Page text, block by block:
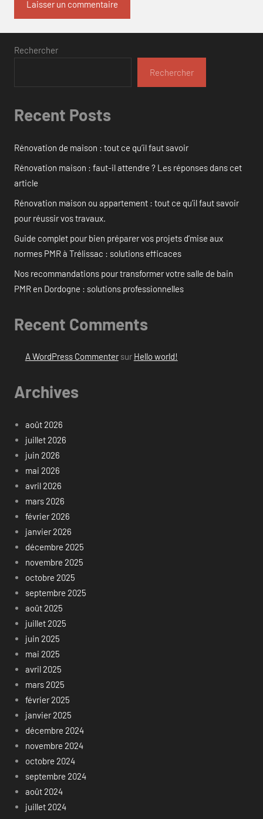
Rechercher
Rechercher
Recent Posts
Rénovation de maison : tout ce qu’il faut savoir
Rénovation maison : faut-il attendre ? Les réponses dans cet
article
Rénovation maison ou appartement : tout ce qu’il faut savoir
pour réussir vos travaux.
Guide complet pour bien préparer vos projets d’mise aux
normes PMR à Trélissac : solutions efficaces
Nos recommandations pour transformer votre salle de bain
PMR en Dordogne : solutions professionnelles
Recent Comments
A WordPress Commentersur Hello world!
Archives
août 2026
juillet 2026
juin 2026
mai 2026
avril 2026
mars 2026
février 2026
janvier 2026
décembre 2025
novembre 2025
octobre 2025
septembre 2025
août 2025
juillet 2025
juin 2025
mai 2025
avril 2025
mars 2025
février 2025
janvier 2025
décembre 2024
novembre 2024
octobre 2024
septembre 2024
août 2024
juillet 2024